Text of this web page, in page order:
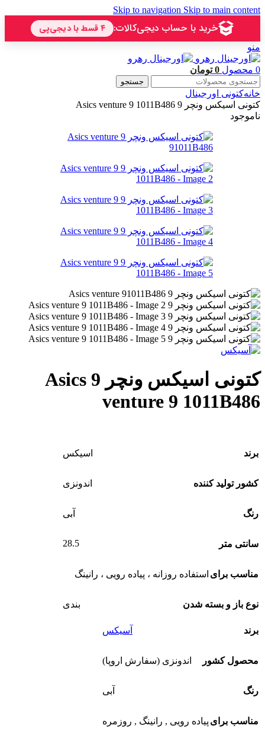
Skip to navigation Skip to main content
منو
0 محصول 0 تومان
جستجو
خانهکتونی اورجینال
کتونی اسیکس ونچر 9 Asics venture 9 1011B486
ناموجود
کتونی اسیکس ونچر 9 Asics
venture 9 1011B486
برند اسیکس
کشور تولید کننده اندونزی
رنگ آبی
سانتی متر 28.5
مناسب برای استفاده روزانه ، پیاده رویی ، رانینگ
نوع باز و بسته شدن بندی
برند آسیکس
محصول کشور اندونزی (سفارش اروپا)
رنگ آبی
مناسب برای پیاده رویی , رانینگ , روزمره